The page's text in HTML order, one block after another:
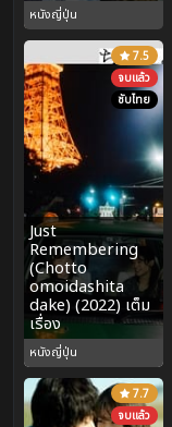
หนังญี่ปุ่น
7.5
จบแล้ว
ซับไทย
Just
Remembering
(Chotto
omoidashita
dake) (2022) เต็ม
เรื่อง
หนังญี่ปุ่น
7.7
จบแล้ว